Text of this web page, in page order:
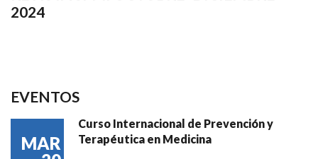
2024
EVENTOS
MAR
Curso Internacional de Prevención y
Terapéutica en Medicina